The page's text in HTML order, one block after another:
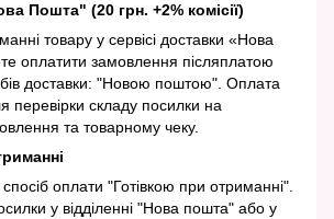
Пошта" (20 грн. +2% комісії)
товару у сервісі доставки «Нова
оплатити замовлення післяплатою
доставки: "Новою поштою". Оплата
перевірки складу посилки на
та товарному чеку.
оплати "Готівкою при отриманні".
у відділенні "Нова пошта" або у